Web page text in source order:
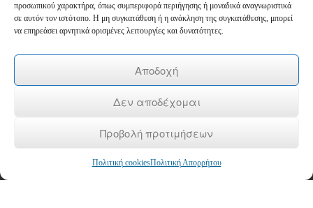
προσωπικού χαρακτήρα, όπως συμπεριφορά περιήγησης ή μοναδικά αναγνωριστικά
σε αυτόν τον ιστότοπο. Η μη συγκατάθεση ή η ανάκληση της συγκατάθεσης, μπορεί
να επηρεάσει αρνητικά ορισμένες λειτουργίες και δυνατότητες.
Αποδοχή
Δεν αποδέχομαι
Προβολή προτιμήσεων
Πολιτική cookiesΠολιτική Απορρήτου
Email*
Όνομα